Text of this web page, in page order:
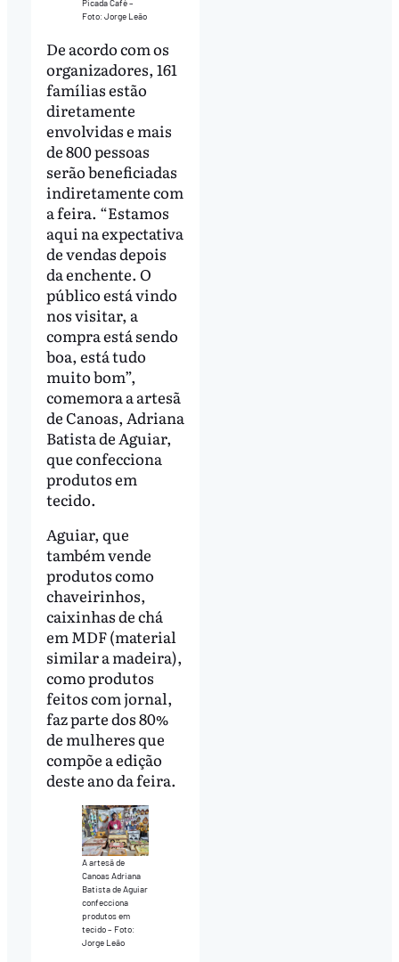
Picada Café –
Foto: Jorge Leão
De acordo com os
organizadores, 161
famílias estão
diretamente
envolvidas e mais
de 800 pessoas
serão beneficiadas
indiretamente com
a feira. “Estamos
aqui na expectativa
de vendas depois
da enchente. O
público está vindo
nos visitar, a
compra está sendo
boa, está tudo
muito bom”,
comemora a artesã
de Canoas, Adriana
Batista de Aguiar,
que confecciona
produtos em
tecido.
Aguiar, que
também vende
produtos como
chaveirinhos,
caixinhas de chá
em MDF (material
similar a madeira),
como produtos
feitos com jornal,
faz parte dos 80%
de mulheres que
compõe a edição
deste ano da feira.
A artesã de
Canoas Adriana
Batista de Aguiar
confecciona
produtos em
tecido – Foto:
Jorge Leão